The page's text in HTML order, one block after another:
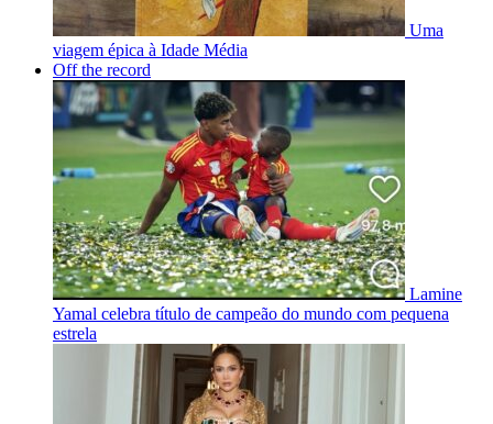
Uma
viagem épica à Idade Média
Off the record
Lamine
Yamal celebra título de campeão do mundo com pequena
estrela